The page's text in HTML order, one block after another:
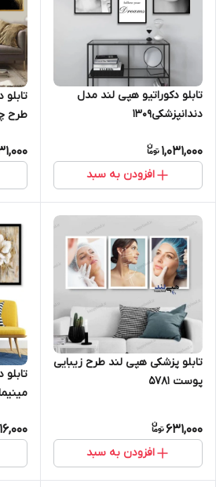
تابلو دکوراتیو هپی لند مدل
دندانپزشکی1309
1,031,000
افزودن به سبد
طرح
تابلو پزشکی هپی لند طرح زیبایی
پوست 5781
631,000
افزودن به سبد